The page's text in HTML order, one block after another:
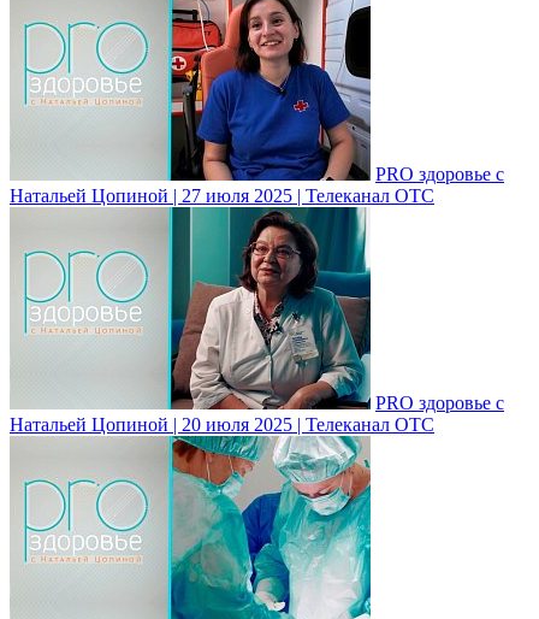
PRO здоровье с
Натальей Цопиной | 27 июля 2025 | Телеканал ОТС
PRO здоровье с
Натальей Цопиной | 20 июля 2025 | Телеканал ОТС